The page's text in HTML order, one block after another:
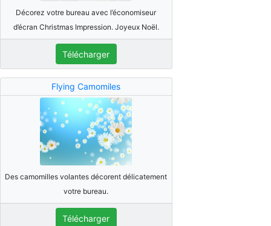
Décorez votre bureau avec l’économiseur
d’écran Christmas Impression. Joyeux Noël.
Télécharger
Flying Camomiles
Des camomilles volantes décorent délicatement
votre bureau.
Télécharger